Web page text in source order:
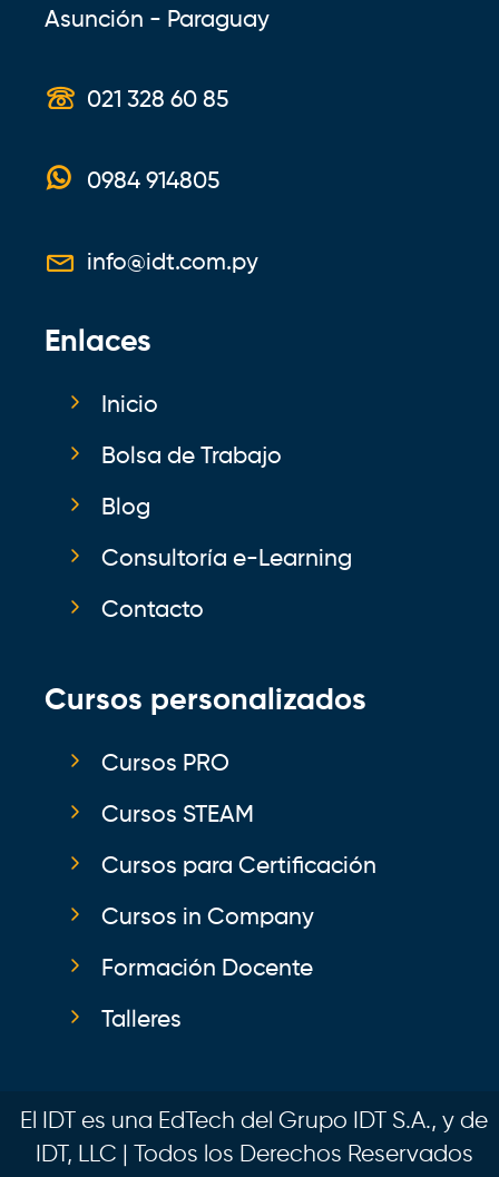
Asunción - Paraguay
021 328 60 85
0984 914805
info@idt.com.py
Enlaces
Inicio
Bolsa de Trabajo
Blog
Consultoría e-Learning
Contacto
Cursos personalizados
Cursos PRO
Cursos STEAM
Cursos para Certificación
Cursos in Company
Formación Docente
Talleres
El IDT es una EdTech del Grupo IDT S.A., y de
IDT, LLC | Todos los Derechos Reservados